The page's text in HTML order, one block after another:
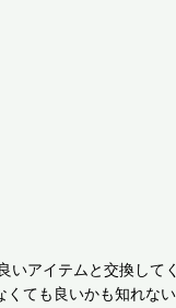
アイテムと交換してく
ても良いかも知れな